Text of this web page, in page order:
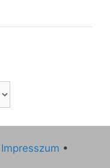
Impresszum •